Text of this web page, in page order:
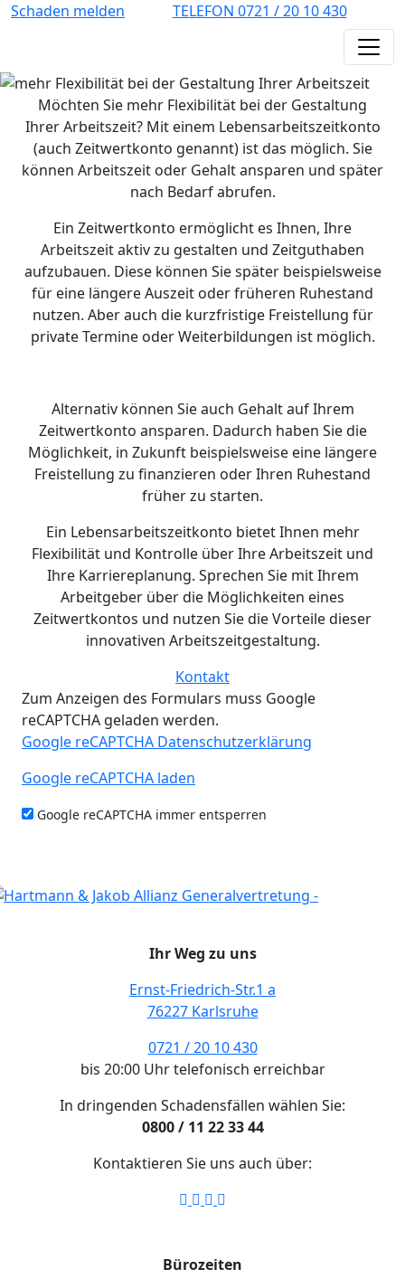
Schaden melden TELEFON 0721 / 20 10 430
Möchten Sie mehr Flexibilität bei der Gestaltung
Ihrer Arbeitszeit? Mit einem Lebensarbeitszeitkonto
(auch Zeitwertkonto genannt) ist das möglich. Sie
können Arbeitszeit oder Gehalt ansparen und später
nach Bedarf abrufen.
Ein Zeitwertkonto ermöglicht es Ihnen, Ihre
Arbeitszeit aktiv zu gestalten und Zeitguthaben
aufzubauen. Diese können Sie später beispielsweise
für eine längere Auszeit oder früheren Ruhestand
nutzen. Aber auch die kurzfristige Freistellung für
private Termine oder Weiterbildungen ist möglich.
Alternativ können Sie auch Gehalt auf Ihrem
Zeitwertkonto ansparen. Dadurch haben Sie die
Möglichkeit, in Zukunft beispielsweise eine längere
Freistellung zu finanzieren oder Ihren Ruhestand
früher zu starten.
Ein Lebensarbeitszeitkonto bietet Ihnen mehr
Flexibilität und Kontrolle über Ihre Arbeitszeit und
Ihre Karriereplanung. Sprechen Sie mit Ihrem
Arbeitgeber über die Möglichkeiten eines
Zeitwertkontos und nutzen Sie die Vorteile dieser
innovativen Arbeitszeitgestaltung.
Kontakt
Zum Anzeigen des Formulars muss Google
reCAPTCHA geladen werden.
Google reCAPTCHA Datenschutzerklärung
Google reCAPTCHA laden
Google reCAPTCHA immer entsperren
Ihr Weg zu uns
Ernst-Friedrich-Str.1 a
76227 Karlsruhe
0721 / 20 10 430
bis 20:00 Uhr telefonisch erreichbar
In dringenden Schadensfällen wählen Sie:
0800 / 11 22 33 44
Kontaktieren Sie uns auch über:
Bürozeiten